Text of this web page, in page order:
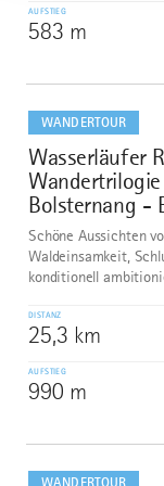
AUFSTIEG
583 m
WANDERTOUR
6
Wasserläufer
Bolsternang -
Schöne Aussichten
Waldeinsamkeit,
konditionell
DISTANZ
25,3 km
AUFSTIEG
990 m
dazu
WANDERTOUR
dazu